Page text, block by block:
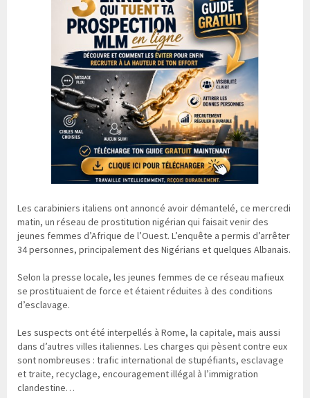
Les carabiniers italiens ont annoncé avoir démantelé, ce mercredi
matin, un réseau de prostitution nigérian qui faisait venir des
jeunes femmes d’Afrique de l’Ouest. L’enquête a permis d’arrêter
34 personnes, principalement des Nigérians et quelques Albanais.
Selon la presse locale, les jeunes femmes de ce réseau mafieux
se prostituaient de force et étaient réduites à des conditions
d’esclavage.
Les suspects ont été interpellés à Rome, la capitale, mais aussi
dans d’autres villes italiennes. Les charges qui pèsent contre eux
sont nombreuses : trafic international de stupéfiants, esclavage
et traite, recyclage, encouragement illégal à l’immigration
clandestine…